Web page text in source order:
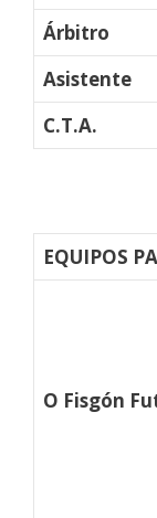
Árbitro
Asistente
C.T.A.
EQUIPOS
O Fisgón